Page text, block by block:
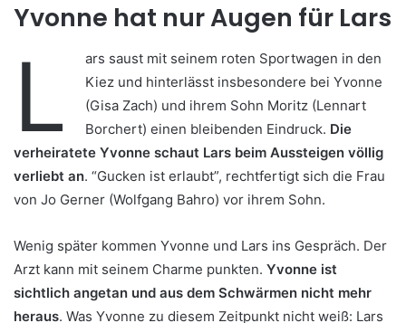
Yvonne hat nur Augen für Lars
L
ars saust mit seinem roten Sportwagen in den
Kiez und hinterlässt insbesondere bei Yvonne
(Gisa Zach) und ihrem Sohn Moritz (Lennart
Borchert) einen bleibenden Eindruck. Die
verheiratete Yvonne schaut Lars beim Aussteigen völlig
verliebt an. “Gucken ist erlaubt”, rechtfertigt sich die Frau
von Jo Gerner (Wolfgang Bahro) vor ihrem Sohn.
Wenig später kommen Yvonne und Lars ins Gespräch. Der
Arzt kann mit seinem Charme punkten. Yvonne ist
sichtlich angetan und aus dem Schwärmen nicht mehr
heraus. Was Yvonne zu diesem Zeitpunkt nicht weiß: Lars